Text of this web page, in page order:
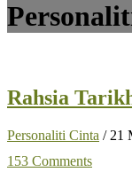
Rahsia
Personaliti Cinta / 21
153 Comments